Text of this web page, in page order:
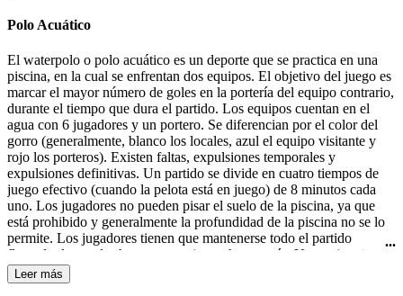
en lugar de la patada de estilo crol. La natación formó parte de los
primeros Juegos Olímpicos modernos en 1896 en Atenas. En 1902
1908, se creo la Federación Internacional de Natación (FINA). El
estilo mariposa fue desarrollado en la década de 1930 y fue en un
primer momento una variante del estilo braza, hasta que fue
aceptado como un estilo independiente en 1952.
Polo Acuático
El waterpolo o polo acuático es un deporte que se practica en una
piscina, en la cual se enfrentan dos equipos. El objetivo del juego es
marcar el mayor número de goles en la portería del equipo contrario,
durante el tiempo que dura el partido. Los equipos cuentan en el
agua con 6 jugadores y un portero. Se diferencian por el color del
gorro (generalmente, blanco los locales, azul el equipo visitante y
rojo los porteros). Existen faltas, expulsiones temporales y
expulsiones definitivas. Un partido se divide en cuatro tiempos de
juego efectivo (cuando la pelota está en juego) de 8 minutos cada
uno. Los jugadores no pueden pisar el suelo de la piscina, ya que
está prohibido y generalmente la profundidad de la piscina no se lo
permite. Los jugadores tienen que mantenerse todo el partido
flotando, lo que les hace consumir mucha energía. Un equipo tiene
30 segundos de posesión de la pelota para efectuar un lanzamiento a
la portería contraria.
Leer más